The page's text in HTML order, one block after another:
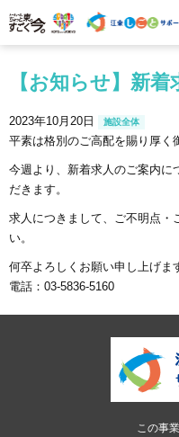
【お知らせ】新
2023年10月20日 施設全体
平素は格別のご高配を賜り厚く
今週より、新着求人のご案内に
だきます。
求人につきまして、ご不明点・
い。
何卒よろしくお願い申し上げま
電話：03-5836-5160
この事